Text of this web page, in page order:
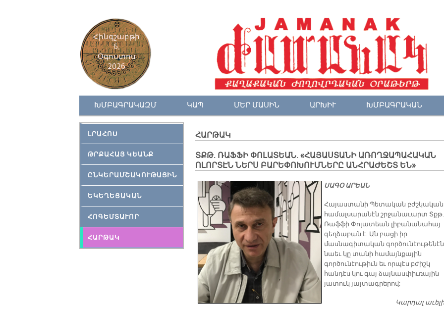
Հինգշաբթի
6,
Օգոստոս
2026
ԽՄԲԱԳՐԱԿԱԶՄ ԿԱՊ ՄԵՐ ՄԱՍԻՆ ԱՐԽԻՒ ԽՄԲԱԳՐԱԿԱՆ
ԼՐԱՀՈՍ
ԹՐՔԱՀԱՅ ԿԵԱՆՔ
ԸՆԿԵՐԱՄՇԱԿՈՒԹԱՅԻՆ
ԵԿԵՂԵՑԱԿԱՆ
ՀՈԳԵՄՏԱՒՈՐ
ՀԱՐԹԱԿ
ՀԱՐԹԱԿ
ՏՔԹ. ՌԱՖՖԻ ՓՈԼԱՏԵԱՆ. «ՀԱՅԱՍՏԱՆԻ ԱՌՈՂՋԱՊԱՀԱԿԱՆ
ՈԼՈՐՏԷՆ ՆԵՐՍ ԲԱՐԵՓՈԽՈՒՄՆԵՐԸ ԱՆՀՐԱԺԵՇՏ ԵՆ»
ՍԱԳՕ ԱՐԵԱՆ
Հայաստանի Պետական բժշկական
համալսարանէն շրջանաւարտ Տքթ.
Ռաֆֆի Փոլատեան լիբանանահայ
գեղձաբան է: Ան բացի իր
մասնագիտական
նաեւ կը տանի համայնքային
գործունէութիւն եւ որպէս բժիշկ
հանդէս կու գայ ձայնասփիւռային
յատուկ յայտագրերով:
Կարդալ